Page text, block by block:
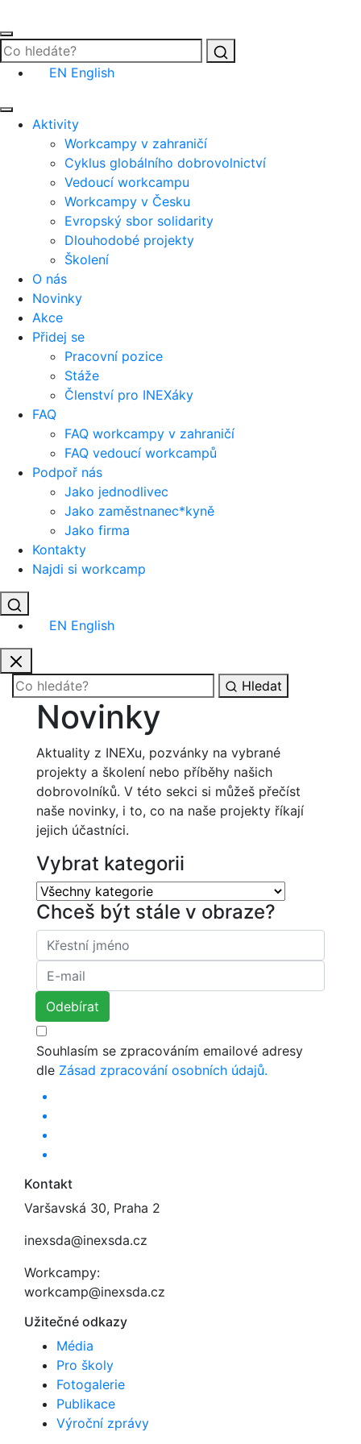
Vyhledat
EN English
Aktivity
Workcampy v zahraničí
Cyklus globálního dobrovolnictví
Vedoucí workcampu
Workcampy v Česku
Evropský sbor solidarity
Dlouhodobé projekty
Školení
O nás
Novinky
Akce
Přidej se
Pracovní pozice
Stáže
Členství pro INEXáky
FAQ
FAQ workcampy v zahraničí
FAQ vedoucí workcampů
Podpoř nás
Jako jednodlivec
Jako zaměstnanec*kyně
Jako firma
Kontakty
Najdi si workcamp
EN English
Hledat
Novinky
Aktuality z INEXu, pozvánky na vybrané
projekty a školení nebo příběhy našich
dobrovolníků. V této sekci si můžeš přečíst
naše novinky, i to, co na naše projekty říkají
jejich účastníci.
Vybrat kategorii
Chceš být stále v obraze?
Souhlasím se zpracováním emailové adresy
dle Zásad zpracování osobních údajů.
Kontakt
Varšavská 30, Praha 2
inexsda@inexsda.cz
Workcampy:
workcamp@inexsda.cz
Užitečné odkazy
Média
Pro školy
Fotogalerie
Publikace
Výroční zprávy